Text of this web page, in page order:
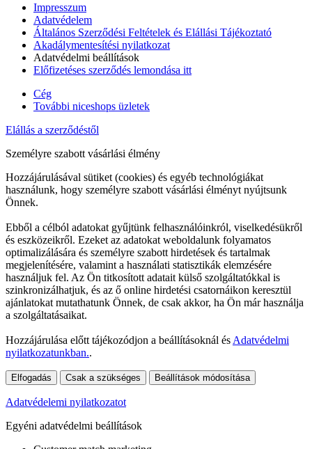
Impresszum
Adatvédelem
Általános Szerződési Feltételek és Elállási Tájékoztató
Akadálymentesítési nyilatkozat
Adatvédelmi beállítások
Előfizetéses szerződés lemondása itt
Cég
További niceshops üzletek
Elállás a szerződéstől
Személyre szabott vásárlási élmény
Hozzájárulásával sütiket (cookies) és egyéb technológiákat
használunk, hogy személyre szabott vásárlási élményt nyújtsunk
Önnek.
Ebből a célból adatokat gyűjtünk felhasználóinkról, viselkedésükről
és eszközeikről. Ezeket az adatokat weboldalunk folyamatos
optimalizálására és személyre szabott hirdetések és tartalmak
megjelenítésére, valamint a használati statisztikák elemzésére
használjuk fel. Az Ön titkosított adatait külső szolgáltatókkal is
szinkronizálhatjuk, és az ő online hirdetési csatornáikon keresztül
ajánlatokat mutathatunk Önnek, de csak akkor, ha Ön már használja
a szolgáltatásaikat.
Hozzájárulása előtt tájékozódjon a beállításoknál és Adatvédelmi
nyilatkozatunkban..
Elfogadás Csak a szükséges Beállítások módosítása
Adatvédelemi nyilatkozatot
Egyéni adatvédelmi beállítások